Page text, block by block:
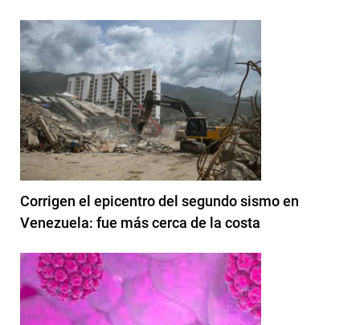
Corrigen el epicentro del segundo sismo en
Venezuela: fue más cerca de la costa